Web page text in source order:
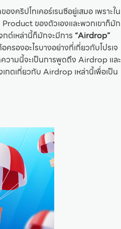
คริปโทเคอร์เรนซีอยู่เสมอ เพราะใน
ของตัวเองและพวกเขาก็มัก
กต์เหล่านี้ก็มักจะมีการ “Airdrop”
รองอะไรบางอย่างที่เกี่ยวกับโปรเจ
วามนี้จะเป็นการพูดถึง Airdrop และ
กตเกี่ยวกับ Airdrop เหล่านี้เพื่อเป็น